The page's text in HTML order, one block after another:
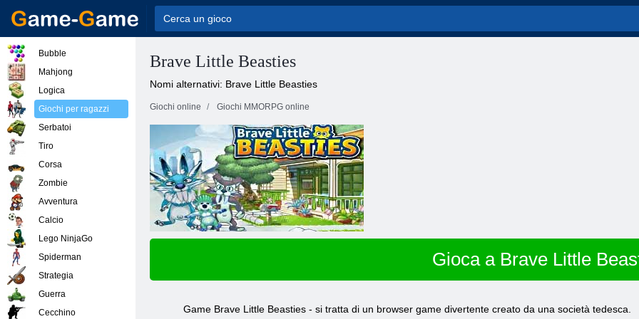
Brave Little Beasties
Nomi alternativi: Brave Little Beasties
Giochi online Giochi MMORPG online
Gioca a Brave Little
Game Brave Little Beasties - si tratta di un browser game divertente creato da una società tedesca.
Bubble
Mahjong
Logica
Giochi per ragazzi
Serbatoi
Tiro
Corsa
Zombie
Avventura
Calcio
Lego NinjaGo
Spiderman
Strategia
Guerra
Cecchino